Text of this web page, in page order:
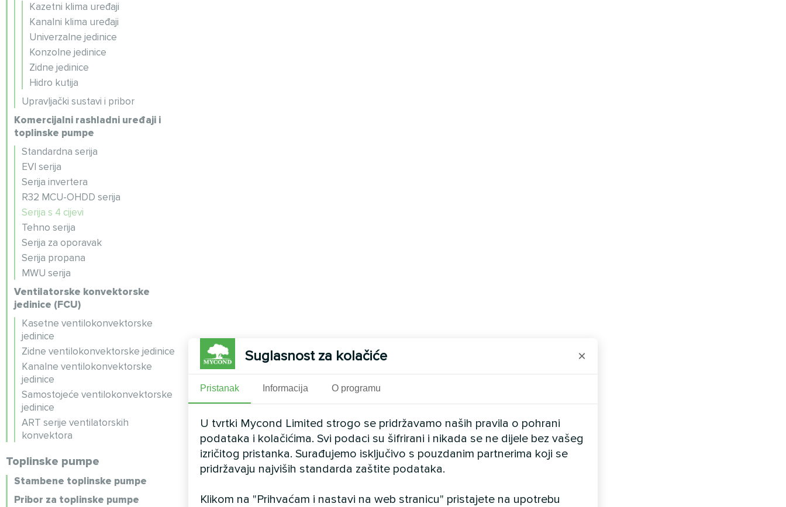
Kazetni klima uređaji
Kanalni klima uređaji
Univerzalne jedinice
Konzolne jedinice
Zidne jedinice
Hidro kutija
Upravljački sustavi i pribor
Komercijalni rashladni uređaji i
toplinske pumpe
Standardna serija
EVI serija
Serija invertera
R32 MCU-OHDD serija
Serija s 4 cijevi
Tehno serija
Serija za oporavak
Serija propana
MWU serija
Ventilatorske konvektorske
jedinice (FCU)
Kasetne ventilokonvektorske
jedinice
Zidne ventilokonvektorske jedinice
Kanalne ventilokonvektorske
jedinice
Samostojeće ventilokonvektorske
jedinice
ART serije ventilatorskih
konvektora
Toplinske pumpe
Stambene toplinske pumpe
Pribor za toplinske pumpe
Suglasnost za kolačiće ×
Pristanak Informacija O programu
U tvrtki Mycond Limited strogo se pridržavamo naših pravila o pohrani
podataka i kolačićima. Svi podaci su šifrirani i nikada se ne dijele bez vašeg
izričitog pristanka. Surađujemo isključivo s pouzdanim partnerima koji se
pridržavaju najviših standarda zaštite podataka.
Klikom na "Prihvaćam i nastavi na web stranicu" pristajete na upotrebu